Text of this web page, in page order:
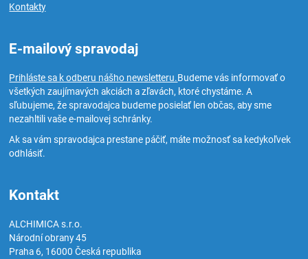
Kontakty
E-mailový spravodaj
Prihláste sa k odberu nášho newsletteru.Budeme vás informovať o
všetkých zaujímavých akciách a zľavách, ktoré chystáme. A
sľubujeme, že spravodajca budeme posielať len občas, aby sme
nezahltili vaše e-mailovej schránky.
Ak sa vám spravodajca prestane páčiť, máte možnosť sa kedykoľvek
odhlásiť.
Kontakt
ALCHIMICA s.r.o.
Národní obrany 45
Praha 6, 16000Česká republika